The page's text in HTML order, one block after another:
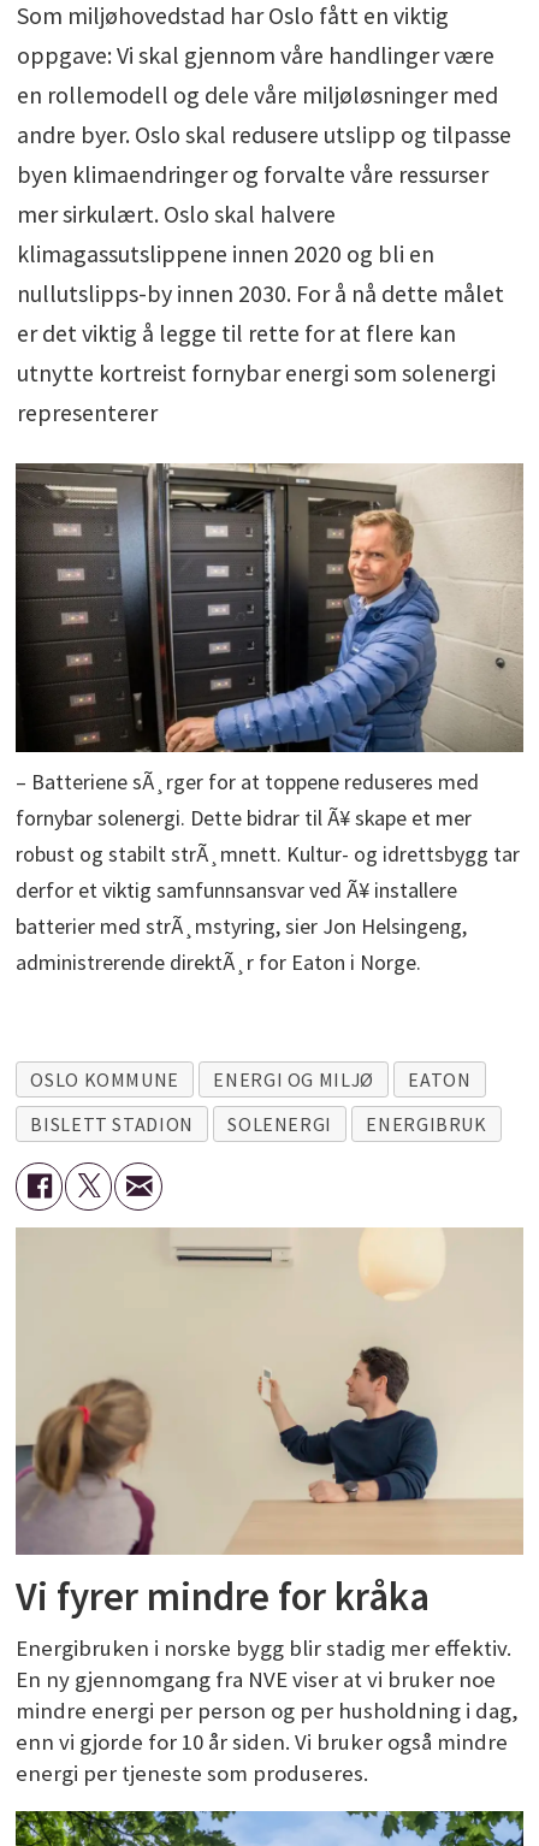
Som miljøhovedstad har Oslo fått en viktig
oppgave: Vi skal gjennom våre handlinger være
en rollemodell og dele våre miljøløsninger med
andre byer. Oslo skal redusere utslipp og tilpasse
byen klimaendringer og forvalte våre ressurser
mer sirkulært. Oslo skal halvere
klimagassutslippene innen 2020 og bli en
nullutslipps-by innen 2030. For å nå dette målet
er det viktig å legge til rette for at flere kan
utnytte kortreist fornybar energi som solenergi
representerer
– Batteriene sÃ¸rger for at toppene reduseres med
fornybar solenergi. Dette bidrar til Ã¥ skape et mer
robust og stabilt strÃ¸mnett. Kultur- og idrettsbygg tar
derfor et viktig samfunnsansvar ved Ã¥ installere
batterier med strÃ¸mstyring, sier Jon Helsingeng,
administrerende direktÃ¸r for Eaton i Norge.
OSLO KOMMUNE ENERGI OG MILJØ
EATON
BISLETT STADION
SOLENERGI ENERGIBRUK
Vi fyrer mindre for kråka
Energibruken i norske bygg blir stadig mer effektiv.
En ny gjennomgang fra NVE viser at vi bruker noe
mindre energi per person og per husholdning i dag,
enn vi gjorde for 10 år siden. Vi bruker også mindre
energi per tjeneste som produseres.